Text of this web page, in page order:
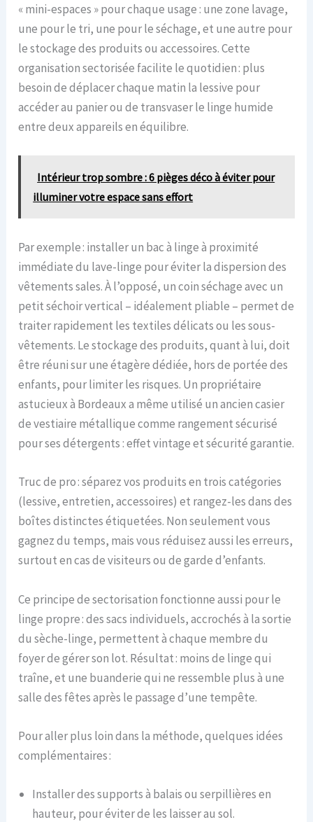
« mini-espaces » pour chaque usage : une zone lavage,
une pour le tri, une pour le séchage, et une autre pour
le stockage des produits ou accessoires. Cette
organisation sectorisée facilite le quotidien : plus
besoin de déplacer chaque matin la lessive pour
accéder au panier ou de transvaser le linge humide
entre deux appareils en équilibre.
Intérieur trop sombre : 6 pièges déco à éviter pour
illuminer votre espace sans effort
Par exemple : installer un bac à linge à proximité
immédiate du lave-linge pour éviter la dispersion des
vêtements sales. À l’opposé, un coin séchage avec un
petit séchoir vertical – idéalement pliable – permet de
traiter rapidement les textiles délicats ou les sous-
vêtements. Le stockage des produits, quant à lui, doit
être réuni sur une étagère dédiée, hors de portée des
enfants, pour limiter les risques. Un propriétaire
astucieux à Bordeaux a même utilisé un ancien casier
de vestiaire métallique comme rangement sécurisé
pour ses détergents : effet vintage et sécurité garantie.
Truc de pro : séparez vos produits en trois catégories
(lessive, entretien, accessoires) et rangez-les dans des
boîtes distinctes étiquetées. Non seulement vous
gagnez du temps, mais vous réduisez aussi les erreurs,
surtout en cas de visiteurs ou de garde d’enfants.
Ce principe de sectorisation fonctionne aussi pour le
linge propre : des sacs individuels, accrochés à la sortie
du sèche-linge, permettent à chaque membre du
foyer de gérer son lot. Résultat : moins de linge qui
traîne, et une buanderie qui ne ressemble plus à une
salle des fêtes après le passage d’une tempête.
Pour aller plus loin dans la méthode, quelques idées
complémentaires :
Installer des supports à balais ou serpillières en
hauteur, pour éviter de les laisser au sol.